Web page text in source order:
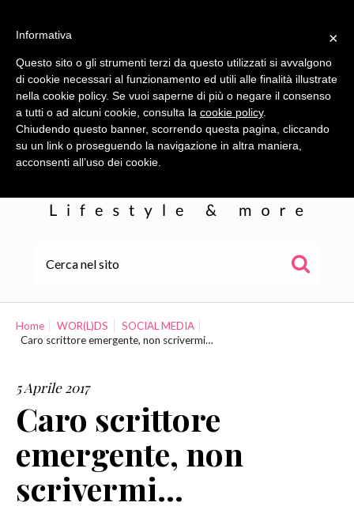
WOR(L)DS
COLLABORAZIONI
CONTATTI
Home WOR(L)DS
SOCIAL MEDIA
Caro scrittore emergente, non scrivermi…
5 Aprile 2017
Caro scrittore
emergente, non
scrivermi…
×
Informativa
Questo sito o gli strumenti terzi da questo utilizzati si avvalgono
di cookie necessari al funzionamento ed utili alle finalità illustrate
nella cookie policy. Se vuoi saperne di più o negare il consenso
a tutti o ad alcuni cookie, consulta la cookie policy.
Chiudendo questo banner, scorrendo questa pagina, cliccando
su un link o proseguendo la navigazione in altra maniera,
acconsenti all’uso dei cookie.